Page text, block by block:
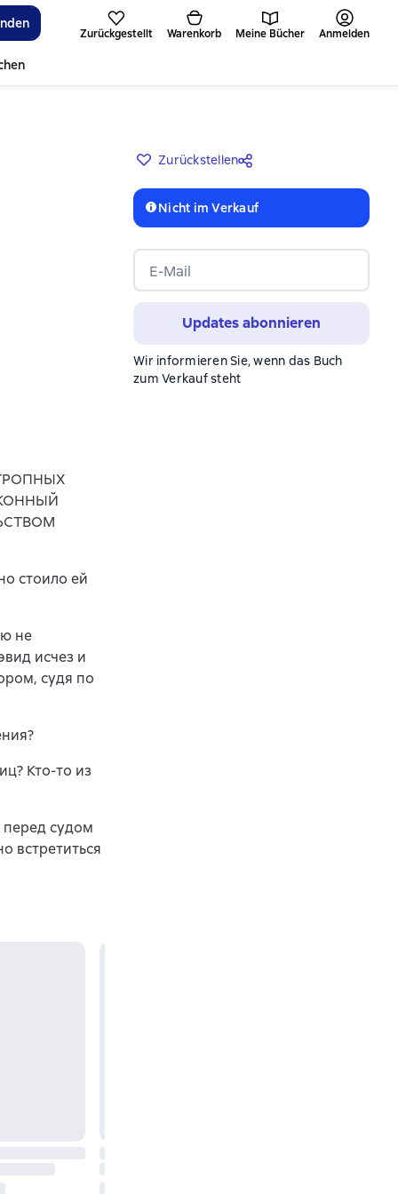
Zurückgestellt Warenkorb Meine Bücher Anmelden
Zurückstellen
Nicht im Verkauf
E-Mail
Updates abonnieren
Wir informieren Sie, wenn das Buch
zum Verkauf steht
стоило ей
не
исчез и
судя по
Кто-то из
перед судом
встретиться